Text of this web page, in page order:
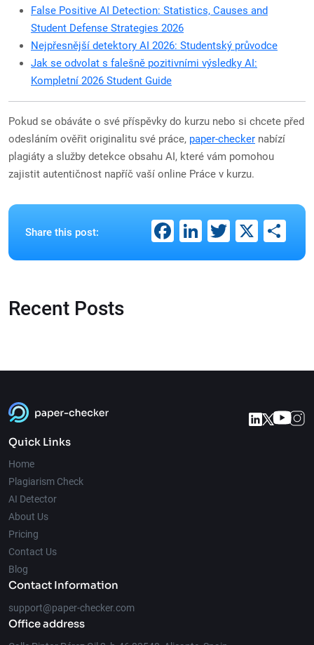
False Positive AI Detection: Statistics, Causes and
Student Defense Strategies 2026
Nejpřesnější detektory AI 2026: Studentský průvodce
Jak se odvolat s falešně pozitivními výsledky AI:
Kompletní 2026 Student Guide
Pokud se obáváte o své příspěvky do kurzu nebo si chcete před
odesláním ověřit originalitu své práce, paper-checker nabízí
plagiáty a služby detekce obsahu AI, které vám pomohou
zajistit autentičnost napříč vaší online Práce v kurzu.
Share this post: Facebook
LinkedIn
Twitter
X
Recent Posts
Quick Links
Home
Plagiarism Check
AI Detector
About Us
Pricing
Contact Us
Blog
Contact Information
support@paper-checker.com
Office address